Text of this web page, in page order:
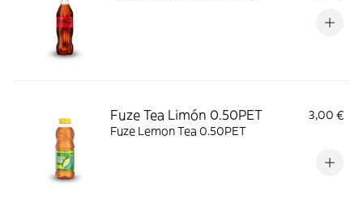
Fuze Tea Limón 0.50PET
3,00 €
Fuze Lemon Tea 0.50PET